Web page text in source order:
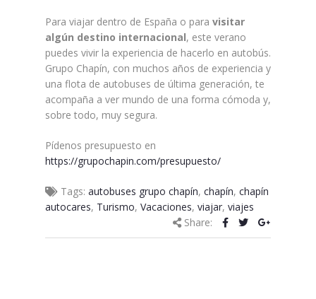
Para viajar dentro de España o para visitar
algún destino internacional, este verano
puedes vivir la experiencia de hacerlo en autobús.
Grupo Chapín, con muchos años de experiencia y
una flota de autobuses de última generación, te
acompaña a ver mundo de una forma cómoda y,
sobre todo, muy segura.
Pídenos presupuesto en
https://grupochapin.com/presupuesto/
Tags: autobuses grupo chapín, chapín, chapín
autocares, Turismo, Vacaciones, viajar, viajes
Share: